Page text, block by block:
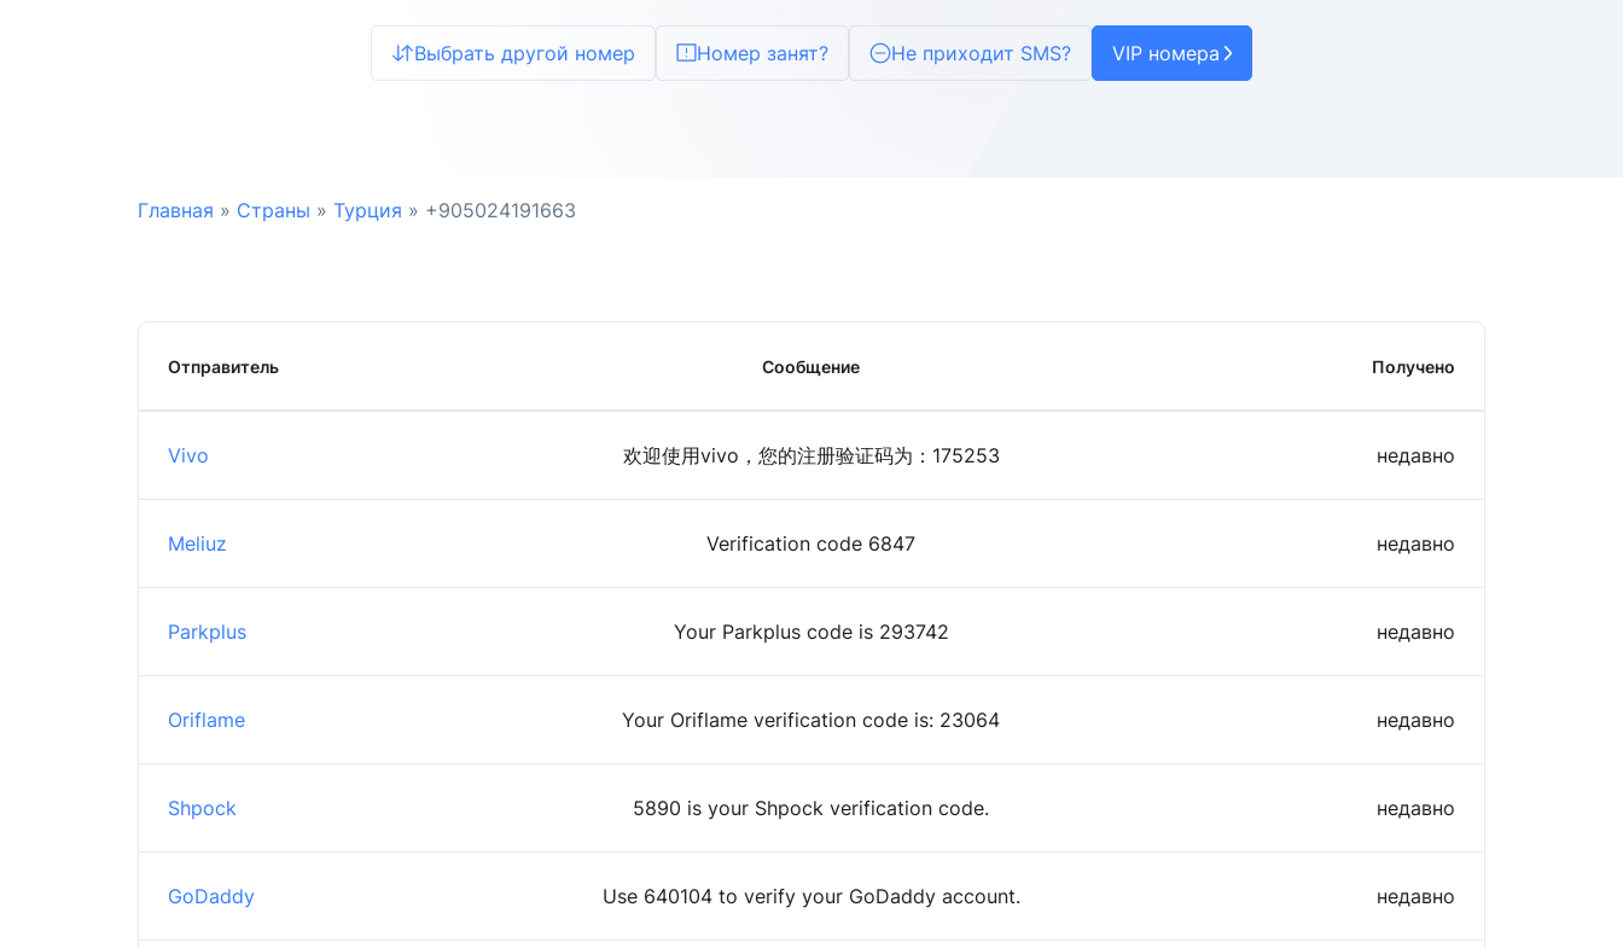
Выбрать другой номер Номер занят? Не приходит SMS? VIP номера
Главная » Страны » Турция » +905024191663
Отправитель Сообщение Получено
Vivo 欢迎使用vivo，您的注册验证码为：175253 недавно
Meliuz Verification code 6847 недавно
Parkplus Your Parkplus code is 293742 недавно
Oriflame Your Oriflame verification code is: 23064 недавно
Shpock 5890 is your Shpock verification code. недавно
GoDaddy Use 640104 to verify your GoDaddy account. недавно